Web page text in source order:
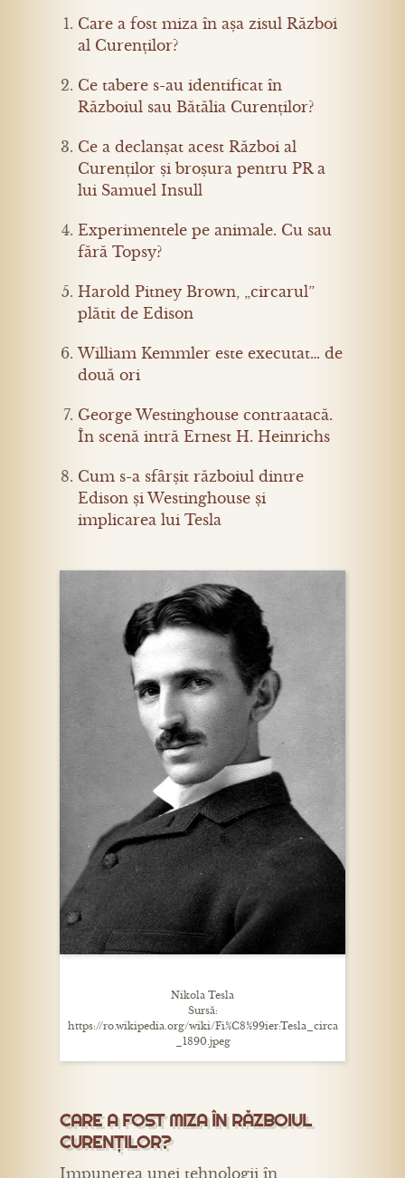
Care a fost miza în așa zisul Război
al Curenților?
Ce tabere s-au identificat în
Războiul sau Bătălia Curenților?
Ce a declanșat acest Război al
Curenților și broșura pentru PR a
lui Samuel Insull
Experimentele pe animale. Cu sau
fără Topsy?
Harold Pitney Brown, „circarul”
plătit de Edison
William Kemmler este executat… de
două ori
George Westinghouse contraatacă.
În scenă intră Ernest H. Heinrichs
Cum s-a sfârșit războiul dintre
Edison și Westinghouse și
implicarea lui Tesla
Nikola Tesla
Sursă:
https://ro.wikipedia.org/wiki/Fi%C8%99ier:Tesla_circa
_1890.jpeg
CARE A FOST MIZA ÎN RĂZBOIUL
CURENȚILOR?
Impunerea unei tehnologii în